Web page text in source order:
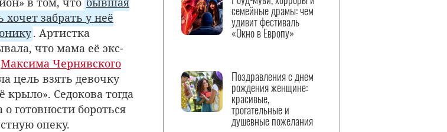
хочет забрать у неё
. Артистка
что мама её экс-
Максима Чернявского
цель взять девочку
крыло». Седокова тогда
о готовности бороться
опеку.
семейные драмы: чем
удивит фестиваль
«Окно в Европу»
Поздравления с днем
рождения женщине:
красивые,
трогательные и
душевные пожелания